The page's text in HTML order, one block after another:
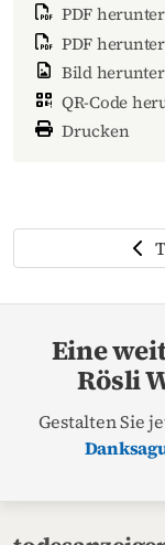
PDF
PDF
Bild
QR-Code
Drucken
Eine
Rösli
Gestalten Sie